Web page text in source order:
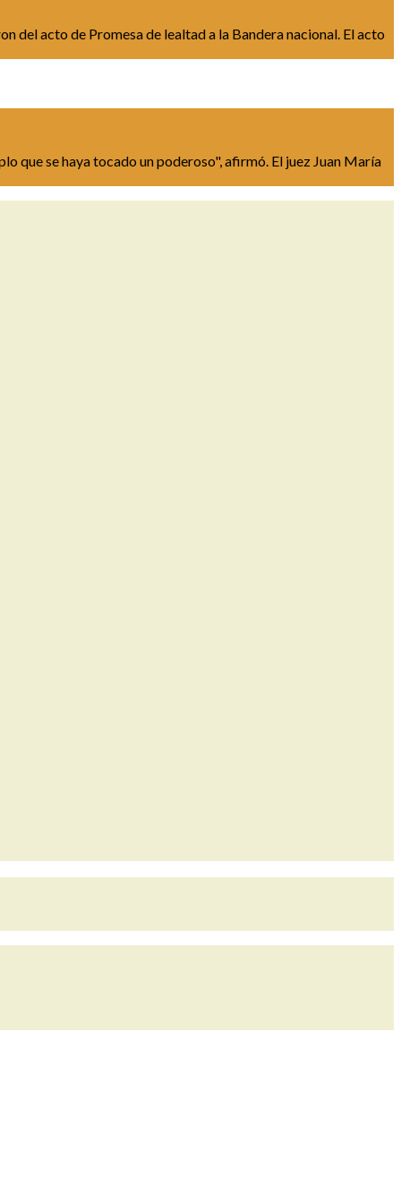
del acto de Promesa de lealtad a la Bandera nacional. El acto
que se haya tocado un poderoso", afirmó. El juez Juan María